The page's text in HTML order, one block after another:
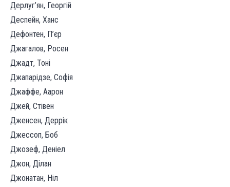
Дерлуг’ян, Георгій
Деспейн, Ханс
Дефонтен, П’єр
Джагалов, Росен
Джадт, Тоні
Джапарідзе, Софія
Джаффе, Аарон
Джей, Стівен
Дженсен, Деррік
Джессоп, Боб
Джозеф, Деніел
Джон, Ділан
Джонатан, Ніл